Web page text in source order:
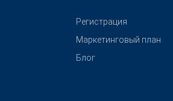
Pегистрация
Маркетинговый план
Блог